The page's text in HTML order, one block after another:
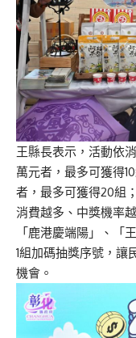
王縣長表示，活動依
萬元者，最多可獲得
者，最多可獲得20組
消費越多、中獎機率
「鹿港慶端陽」、「
1組加碼抽獎序號，讓
機會。